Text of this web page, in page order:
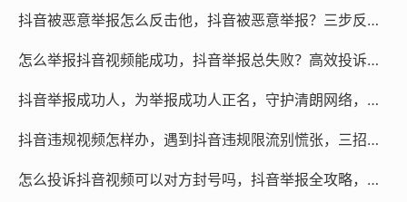
你的个人信息，真正的专业团队，通常是教你如何安全解
封，而不是帮你“作死”。
让快手号被封的方法很多,但代价极大，如果你真的想放弃
择。
抖音被恶意举报怎么反击他，抖音被恶意举报？三步反击守护账号安全
怎么举报抖音视频能成功，抖音举报总失败？高效投诉的关键细节与可行思路
抖音举报成功人，为举报成功人正名，守护清朗网络，需要每一份理性与坚持
抖音违规视频怎样办，遇到抖音违规限流别慌张，三招教你自检自救，关键时刻还得找专业后盾
怎么投诉抖音视频可以对方封号吗，抖音举报全攻略，这样投诉才能有效封禁违规账号